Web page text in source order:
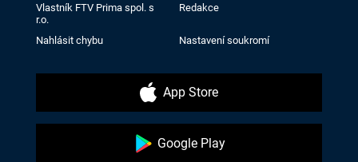
Vlastník FTV Prima spol. s
r.o.
Redakce
Nahlásit chybu Nastavení soukromí
App Store
Google Play